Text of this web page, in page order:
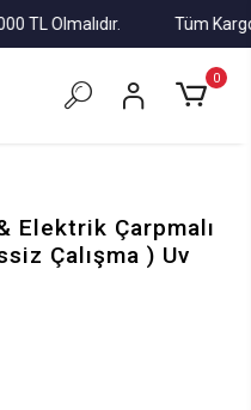
Tüm Kargolar
0
Elektrik Çarpmalı
Çalışma ) Uv